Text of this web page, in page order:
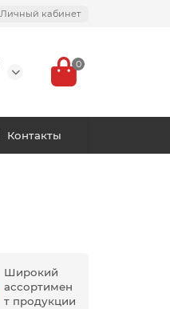
Личный кабинет
0
Контакты
Широкий
ассортимен
т продукции